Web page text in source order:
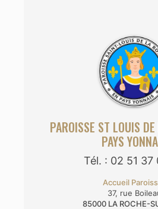
PAROISSE ST LOUIS
PAYS
Tél. : 02 51 37
Accueil
37, rue
85000 LA ROCHE-